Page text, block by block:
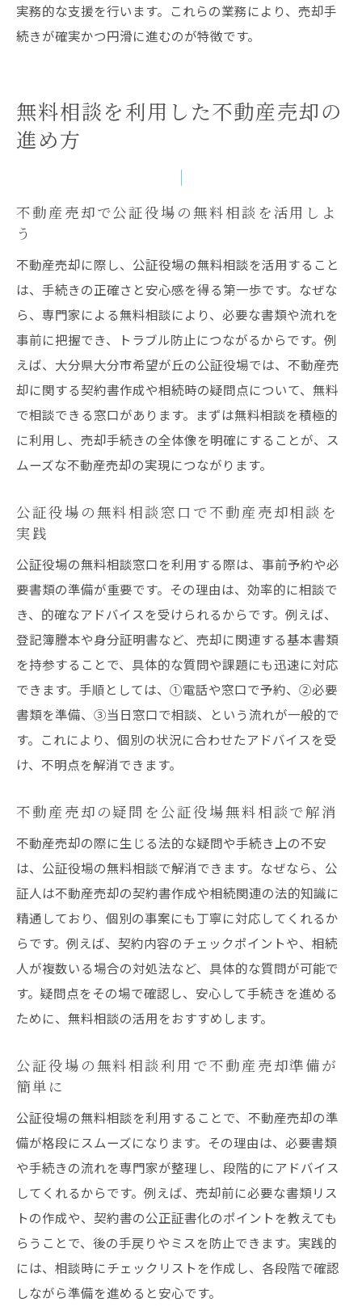
実務的な支援を行います。これらの業務により、売却手
続きが確実かつ円滑に進むのが特徴です。
無料相談を利用した不動産売却の
進め方
不動産売却で公証役場の無料相談を活用しよ
う
不動産売却に際し、公証役場の無料相談を活用すること
は、手続きの正確さと安心感を得る第一歩です。なぜな
ら、専門家による無料相談により、必要な書類や流れを
事前に把握でき、トラブル防止につながるからです。例
えば、大分県大分市希望が丘の公証役場では、不動産売
却に関する契約書作成や相続時の疑問点について、無料
で相談できる窓口があります。まずは無料相談を積極的
に利用し、売却手続きの全体像を明確にすることが、ス
ムーズな不動産売却の実現につながります。
公証役場の無料相談窓口で不動産売却相談を
実践
公証役場の無料相談窓口を利用する際は、事前予約や必
要書類の準備が重要です。その理由は、効率的に相談で
き、的確なアドバイスを受けられるからです。例えば、
登記簿謄本や身分証明書など、売却に関連する基本書類
を持参することで、具体的な質問や課題にも迅速に対応
できます。手順としては、①電話や窓口で予約、②必要
書類を準備、③当日窓口で相談、という流れが一般的で
す。これにより、個別の状況に合わせたアドバイスを受
け、不明点を解消できます。
不動産売却の疑問を公証役場無料相談で解消
不動産売却の際に生じる法的な疑問や手続き上の不安
は、公証役場の無料相談で解消できます。なぜなら、公
証人は不動産売却の契約書作成や相続関連の法的知識に
精通しており、個別の事案にも丁寧に対応してくれるか
らです。例えば、契約内容のチェックポイントや、相続
人が複数いる場合の対処法など、具体的な質問が可能で
す。疑問点をその場で確認し、安心して手続きを進める
ために、無料相談の活用をおすすめします。
公証役場の無料相談利用で不動産売却準備が
簡単に
公証役場の無料相談を利用することで、不動産売却の準
備が格段にスムーズになります。その理由は、必要書類
や手続きの流れを専門家が整理し、段階的にアドバイス
してくれるからです。例えば、売却前に必要な書類リス
トの作成や、契約書の公正証書化のポイントを教えても
らうことで、後の手戻りやミスを防止できます。実践的
には、相談時にチェックリストを作成し、各段階で確認
しながら準備を進めると安心です。